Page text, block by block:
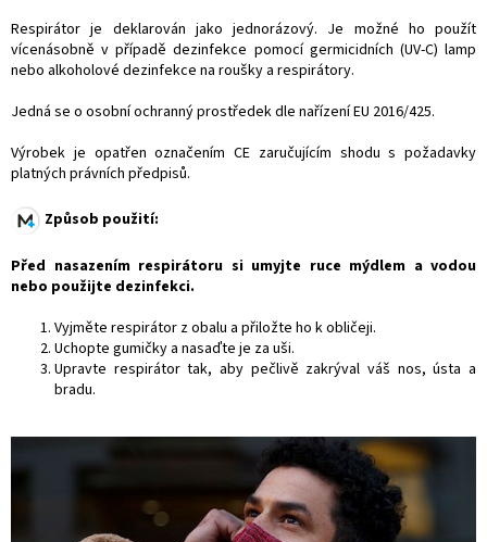
Respirátor je deklarován jako jednorázový. Je možné ho použít
vícenásobně v případě dezinfekce pomocí germicidních (UV-C) lamp
nebo alkoholové dezinfekce na roušky a respirátory.
Jedná se o osobní ochranný prostředek dle nařízení EU 2016/425.
Výrobek je opatřen označením CE zaručujícím shodu s požadavky
platných právních předpisů.
Způsob použití:
Před nasazením respirátoru si umyjte ruce mýdlem a vodou
nebo použijte dezinfekci.
Vyjměte respirátor z obalu a přiložte ho k obličeji.
Uchopte gumičky a nasaďte je za uši.
Upravte respirátor tak, aby pečlivě zakrýval váš nos, ústa a
bradu.